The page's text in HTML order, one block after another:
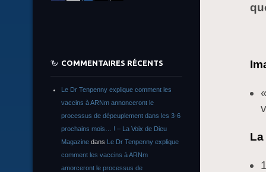
COMMENTAIRES RÉCENTS
Le Dr Tenpenny explique comment les
vaccins à ARNm annonceront le
processus de dépeuplement dans les 3-6
prochains mois… ! – La Voix de Dieu
Magazine dans Le Dr Tenpenny explique
comment les vaccins à ARNm
amorceront le processus de